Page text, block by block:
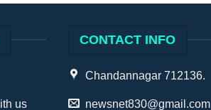
us
CONTACT INFO
Chandannagar 712136.
newsnet830@gmail.com